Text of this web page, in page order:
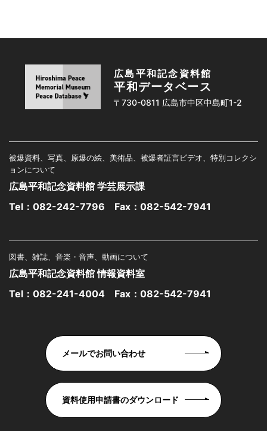
広島平和記念資料館
平和データベース
〒730-0811 広島市中区中島町1-2
被爆資料、写真、原爆の絵、美術品、被爆者証言ビデオ、特別コレクシ
ョンについて
広島平和記念資料館 学芸展示課
Tel： 082-242-7796 Fax：082-542-7941
図書、雑誌、音楽・音声、動画について
広島平和記念資料館 情報資料室
Tel： 082-241-4004 Fax：082-542-7941
メールでお問い合わせ
資料使用申請書のダウンロード